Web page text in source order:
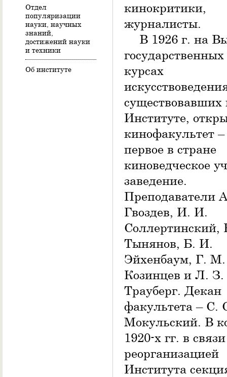
Отдел
популяризации
науки, научных
знаний,
достижений науки
и техники
Об институте
кинокритики,
журналисты.
В 1926 г. на
государственных
курсах
существовавших
Институте,
кинофакультет –
первое в стране
киноведческое
заведение.
Преподаватели
Гвоздев, И. И.
Тынянов, Б. И.
Эйхенбаум, Г. М.
Козинцев и Л. З.
Трауберг. Декан
факультета – С.
Мокульский. В
1920-х гг. в
реорганизацией
Института